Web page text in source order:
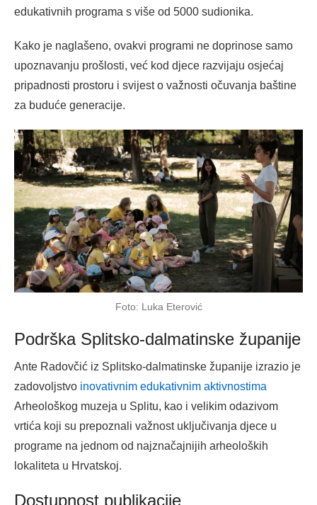
edukativnih programa s više od 5000 sudionika.
Kako je naglašeno, ovakvi programi ne doprinose samo
upoznavanju prošlosti, već kod djece razvijaju osjećaj
pripadnosti prostoru i svijest o važnosti očuvanja baštine
za buduće generacije.
Foto: Luka Eterović
Podrška Splitsko-dalmatinske županije
Ante Radovčić iz Splitsko-dalmatinske županije izrazio je
zadovoljstvo inovativnim edukativnim aktivnostima
Arheološkog muzeja u Splitu, kao i velikim odazivom
vrtića koji su prepoznali važnost uključivanja djece u
programe na jednom od najznačajnijih arheoloških
lokaliteta u Hrvatskoj.
Dostupnost publikacije